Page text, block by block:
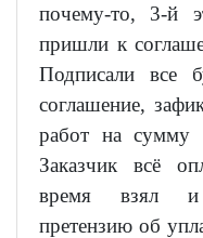
почему-то, 3-й
пришли к
Подписали все
соглашение,
работ на
Заказчик всё
время взял и
претензию об